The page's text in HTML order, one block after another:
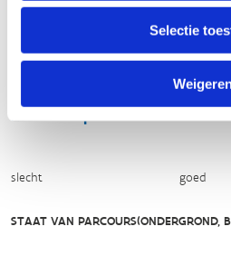
Selectie
moeilijk
slecht goed
ontbrekende signalisatie kan
STAAT VAN PARCOURS(ONDERGROND,